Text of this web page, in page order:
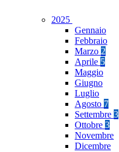
2025
Gennaio
Febbraio
Marzo 2
Aprile 5
Maggio
Giugno
Luglio
Agosto 7
Settembre 3
Ottobre 3
Novembre
Dicembre